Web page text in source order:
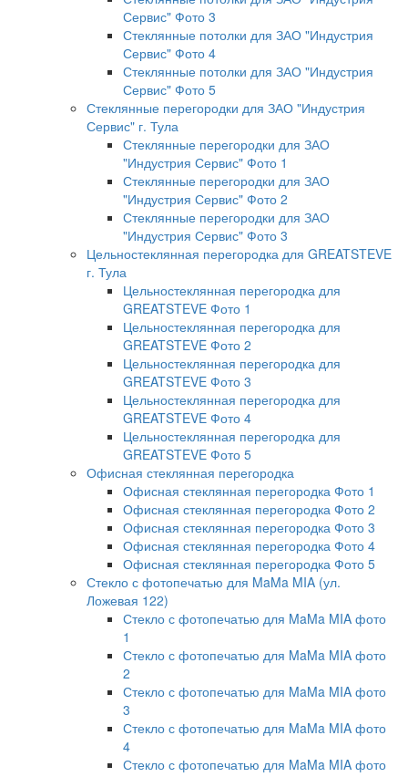
Сервис" Фото 3
Стеклянные потолки для ЗАО "Индустрия
Сервис" Фото 4
Стеклянные потолки для ЗАО "Индустрия
Сервис" Фото 5
Стеклянные перегородки для ЗАО "Индустрия
Сервис" г. Тула
Стеклянные перегородки для ЗАО
"Индустрия Сервис" Фото 1
Стеклянные перегородки для ЗАО
"Индустрия Сервис" Фото 2
Стеклянные перегородки для ЗАО
"Индустрия Сервис" Фото 3
Цельностеклянная перегородка для GREATSTEVE
г. Тула
Цельностеклянная перегородка для
GREATSTEVE Фото 1
Цельностеклянная перегородка для
GREATSTEVE Фото 2
Цельностеклянная перегородка для
GREATSTEVE Фото 3
Цельностеклянная перегородка для
GREATSTEVE Фото 4
Цельностеклянная перегородка для
GREATSTEVE Фото 5
Офисная стеклянная перегородка
Офисная стеклянная перегородка Фото 1
Офисная стеклянная перегородка Фото 2
Офисная стеклянная перегородка Фото 3
Офисная стеклянная перегородка Фото 4
Офисная стеклянная перегородка Фото 5
Стекло с фотопечатью для MaMa MIA (ул.
Ложевая 122)
Стекло с фотопечатью для MaMa MIA фото
1
Стекло с фотопечатью для MaMa MIA фото
2
Стекло с фотопечатью для MaMa MIA фото
3
Стекло с фотопечатью для MaMa MIA фото
4
Стекло с фотопечатью для MaMa MIA фото